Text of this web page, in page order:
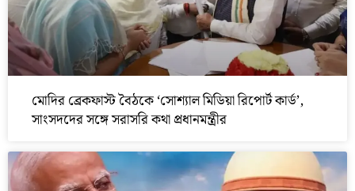
মোদির ব্রেকফাস্ট বৈঠকে ‘সোশ্যাল মিডিয়া রিপোর্ট কার্ড’,
সাংসদদের সঙ্গে সরাসরি কথা প্রধানমন্ত্রীর